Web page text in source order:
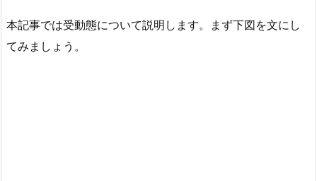
本記事では受動態について説明します。まず下図を文にし
てみましょう。